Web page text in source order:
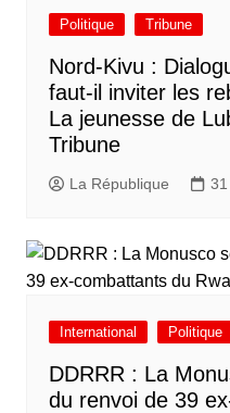
Politique Tribune
Nord-Kivu :
faut-il inviter les
La jeunesse de
Tribune
La République
International Politique
DDRRR : La
du renvoi de 39